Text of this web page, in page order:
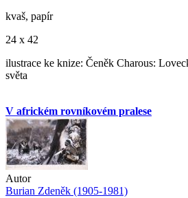
kvaš, papír
24 x 42
ilustrace ke knize: Čeněk Charous:
světa
V africkém rovníkovém pralese
Autor
Burian Zdeněk (1905-1981)